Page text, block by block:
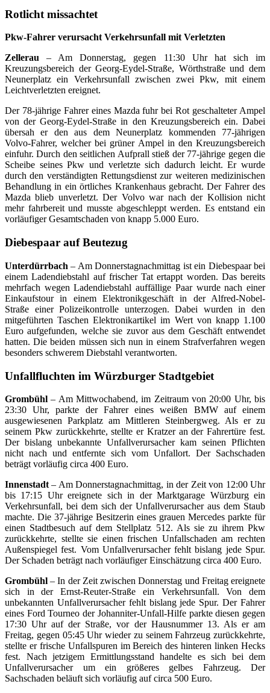
Rotlicht missachtet
Pkw-Fahrer verursacht Verkehrsunfall mit Verletzten
Zellerau – Am Donnerstag, gegen 11:30 Uhr hat sich im
Kreuzungsbereich der Georg-Eydel-Straße, Wörthstraße und dem
Neunerplatz ein Verkehrsunfall zwischen zwei Pkw, mit einem
Leichtverletzten ereignet.
Der 78-jährige Fahrer eines Mazda fuhr bei Rot geschalteter Ampel
von der Georg-Eydel-Straße in den Kreuzungsbereich ein. Dabei
übersah er den aus dem Neunerplatz kommenden 77-jährigen
Volvo-Fahrer, welcher bei grüner Ampel in den Kreuzungsbereich
einfuhr. Durch den seitlichen Aufprall stieß der 77-jährige gegen die
Scheibe seines Pkw und verletzte sich dadurch leicht. Er wurde
durch den verständigten Rettungsdienst zur weiteren medizinischen
Behandlung in ein örtliches Krankenhaus gebracht. Der Fahrer des
Mazda blieb unverletzt. Der Volvo war nach der Kollision nicht
mehr fahrbereit und musste abgeschleppt werden. Es entstand ein
vorläufiger Gesamtschaden von knapp 5.000 Euro.
Diebespaar auf Beutezug
Unterdürrbach – Am Donnerstagnachmittag ist ein Diebespaar bei
einem Ladendiebstahl auf frischer Tat ertappt worden. Das bereits
mehrfach wegen Ladendiebstahl auffällige Paar wurde nach einer
Einkaufstour in einem Elektronikgeschäft in der Alfred-Nobel-
Straße einer Polizeikontrolle unterzogen. Dabei wurden in den
mitgeführten Taschen Elektronikartikel im Wert von knapp 1.100
Euro aufgefunden, welche sie zuvor aus dem Geschäft entwendet
hatten. Die beiden müssen sich nun in einem Strafverfahren wegen
besonders schwerem Diebstahl verantworten.
Unfallfluchten im Würzburger Stadtgebiet
Grombühl – Am Mittwochabend, im Zeitraum von 20:00 Uhr, bis
23:30 Uhr, parkte der Fahrer eines weißen BMW auf einem
ausgewiesenen Parkplatz am Mittleren Steinbergweg. Als er zu
seinem Pkw zurückkehrte, stellte er Kratzer an der Fahrertüre fest.
Der bislang unbekannte Unfallverursacher kam seinen Pflichten
nicht nach und entfernte sich vom Unfallort. Der Sachschaden
beträgt vorläufig circa 400 Euro.
Innenstadt – Am Donnerstagnachmittag, in der Zeit von 12:00 Uhr
bis 17:15 Uhr ereignete sich in der Marktgarage Würzburg ein
Verkehrsunfall, bei dem sich der Unfallverursacher aus dem Staub
machte. Die 37-jährige Besitzerin eines grauen Mercedes parkte für
einen Stadtbesuch auf dem Stellplatz 512. Als sie zu ihrem Pkw
zurückkehrte, stellte sie einen frischen Unfallschaden am rechten
Außenspiegel fest. Vom Unfallverursacher fehlt bislang jede Spur.
Der Schaden beträgt nach vorläufiger Einschätzung circa 400 Euro.
Grombühl – In der Zeit zwischen Donnerstag und Freitag ereignete
sich in der Ernst-Reuter-Straße ein Verkehrsunfall. Von dem
unbekannten Unfallverursacher fehlt bislang jede Spur. Der Fahrer
eines Ford Tourneo der Johanniter-Unfall-Hilfe parkte diesen gegen
17:30 Uhr auf der Straße, vor der Hausnummer 13. Als er am
Freitag, gegen 05:45 Uhr wieder zu seinem Fahrzeug zurückkehrte,
stellte er frische Unfallspuren im Bereich des hinteren linken Hecks
fest. Nach jetzigem Ermittlungsstand handelte es sich bei dem
Unfallverursacher um ein größeres gelbes Fahrzeug. Der
Sachschaden beläuft sich vorläufig auf circa 500 Euro.